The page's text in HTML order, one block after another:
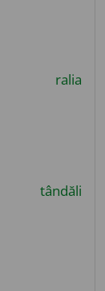
ralia
tândăli